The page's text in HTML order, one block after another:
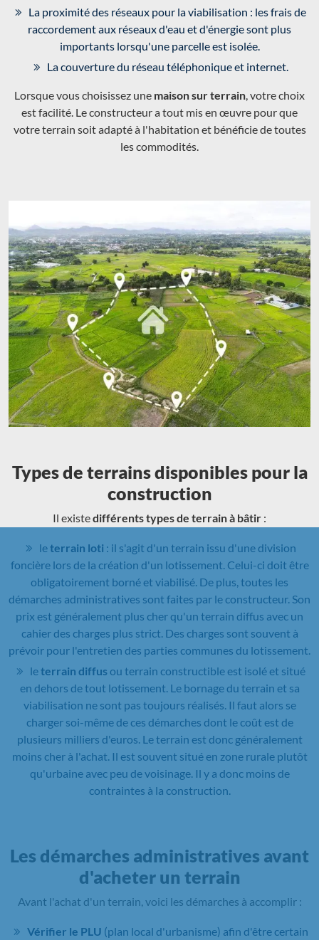
La proximité des réseaux pour la viabilisation : les frais de
raccordement aux réseaux d'eau et d'énergie sont plus
importants lorsqu'une parcelle est isolée.
La couverture du réseau téléphonique et internet.
Lorsque vous choisissez une maison sur terrain , votre choix
est facilité. Le constructeur a tout mis en œuvre pour que
votre terrain soit adapté à l'habitation et bénéficie de toutes
les commodités.
Types de terrains disponibles pour la
construction
Il existedifférents types de terrain à bâtir :
leterrain loti : il s'agit d'un terrain issu d'une division
foncière lors de la création d'un lotissement. Celui-ci doit être
obligatoirement borné et viabilisé. De plus, toutes les
démarches administratives sont faites par le constructeur. Son
prix est généralement plus cher qu'un terrain diffus avec un
cahier des charges plus strict. Des charges sont souvent à
prévoir pour l'entretien des parties communes du lotissement.
leterrain diffusou terrain constructible est isolé et situé
en dehors de tout lotissement. Le bornage du terrain et sa
viabilisation ne sont pas toujours réalisés. Il faut alors se
charger soi-même de ces démarches dont le coût est de
plusieurs milliers d'euros. Le terrain est donc généralement
moins cher à l'achat. Il est souvent situé en zone rurale plutôt
qu'urbaine avec peu de voisinage. Il y a donc moins de
contraintes à la construction.
Les démarches administratives avant
d'acheter un terrain
Avant l'achat d'un terrain, voici les démarches à accomplir :
Vérifier le PLU (plan local d'urbanisme) afin d'être certain